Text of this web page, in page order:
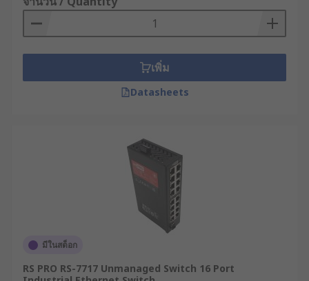
ทำไมธุรกิจอุตสาหกรรมถึง
ต้องให้ความสำคัญกับการ
เลือกเน็ตเวิร์กสวิตซ์ ?
และหน้าจอสั่งการ HMI เน็ตเวิร์กสวิตซ์ที่มีแบนด์
วิดท์และความสามารถในการจัดการปริมาณ
ข้อมูลที่เหมาะสม จะช่วยให้มั่นใจได้ว่าข้อมูล
สำคัญจะส่งต่อถึงปลายทางได้อย่างทันท่วงที
ความปลอดภัยของข้อมูลเครือข่าย : สวิตช์ใน
ระดับองค์กรสามารถแบ่งส่วนเครือข่ายย่อยเพื่อ
แยกทราฟฟิกข้อมูลของฝ่ายผลิตออกจากฝ่าย
และลดความเสี่ยงจากภัยคุกคามทางไซเบอร์
เพิ่ม
Datasheets
มีในสต็อก
RS PRO RS-7717 Unmanaged Switch 16 Port